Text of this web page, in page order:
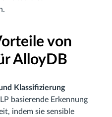
von
AlloyDB
Klassifizierung
basierende Erkennung
indem sie sensible